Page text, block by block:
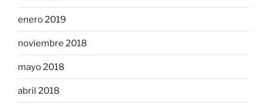
enero 2019
noviembre 2018
mayo 2018
abril 2018